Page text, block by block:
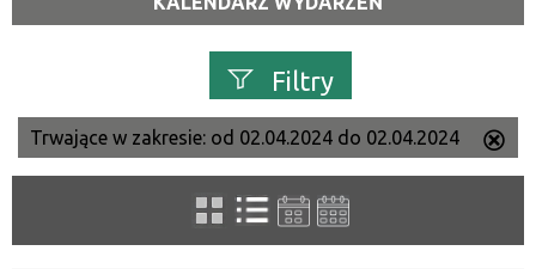
Filtry
Szukana fraza
Kategoria
Trwające w zakresie: od 02.04.2024 do 02.04.2024
ten